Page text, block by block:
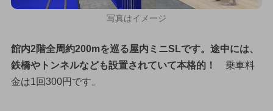
写真はイメージ
館内2階全周約200mを巡る屋内ミニSLです。途中には、
鉄橋やトンネルなども設置されていて本格的！
乗車料
金は1回300円です。